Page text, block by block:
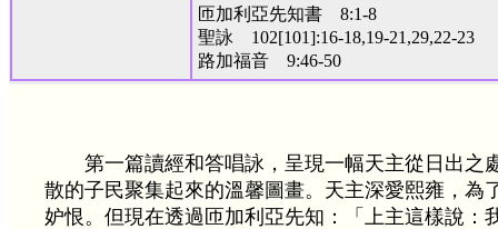
匝加利亞先知書 8:1-8
聖詠 102[101]:16-18,19-21,29,22-23
路加福音 9:46-50
第一篇讀經和答唱詠，呈現一幅天主從日出之
散的子民聚集起來的溫馨圖畫。天主深愛熙雍，為
妒恨。但現在透過匝加利亞先知：「上主這樣說：